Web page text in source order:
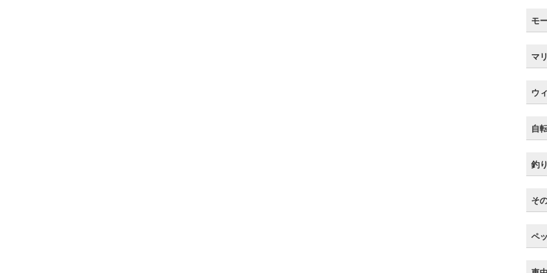
モ
マ
ウ
自
釣
そ
ペ